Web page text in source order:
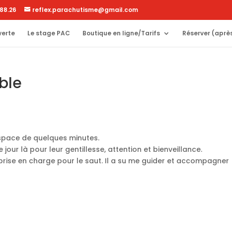
reflex.parachutisme@gmail.com
Le stage PAC Boutique en ligne/Tarifs Réserver
de quelques minutes.
là pour leur gentillesse, attention et bienveillance.
en charge pour le saut. Il a su me guider et accompagner